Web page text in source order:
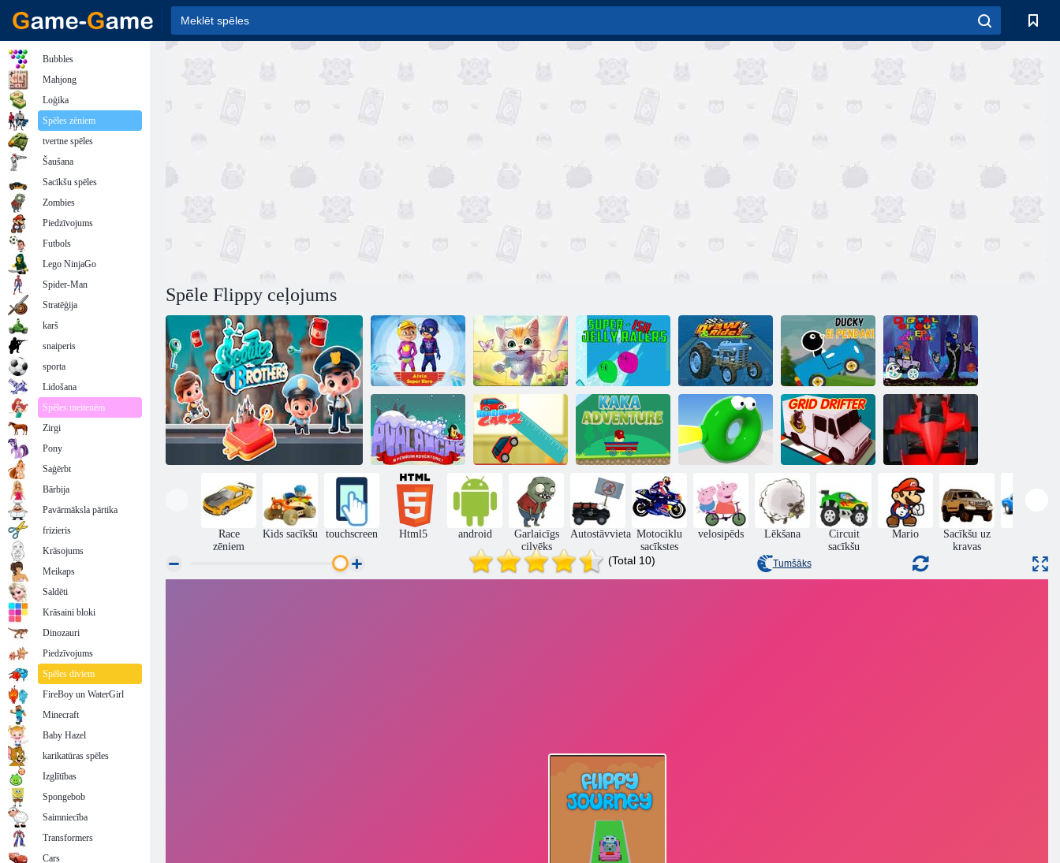
Spēle Flippy ceļojums
Alvins
supervaronis
Puzle: kaķēns ar
tauriņu
Super-ish želejas
braucēji
Zīmējiet un
brauciet!
Ducky si
pembalaps
Digitālais cirka
džipu
piedzīvojums
Lavīnas
pingvīnu
piedzīvojums!
Gumijas
automašīna 2
Kakā
piedzīvojums
Bouncy Blob
Race: šķēršļu
josla
Režģa drifters Formula drudzis
Race
zēniem
Kids sacīkšu touchscreen Html5 android
Garlaicīgs
cilvēks
Autostāvvieta Motociklu
sacīkstes
velosipēds Lēkšana
Circuit
sacīkšu
Mario
Sacīkšu uz
kravas
(Total 10) Tumšāks
Bubbles
Mahjong
Loģika
Spēles zēniem
tvertne spēles
Šaušana
Sacīkšu spēles
Zombies
Piedzīvojums
Futbols
Lego NinjaGo
Spider-Man
Stratēģija
karš
snaiperis
sporta
Lidošana
Spēles meitenēm
Zirgi
Pony
Saģērbt
Bārbija
Pavārmāksla pārtika
frizieris
Krāsojums
Meikaps
Saldēti
Krāsaini bloki
Dinozauri
Piedzīvojums
Spēles diviem
FireBoy un WaterGirl
Minecraft
Baby Hazel
karikatūras spēles
Izglītības
Spongebob
Saimniecība
Transformers
Cars